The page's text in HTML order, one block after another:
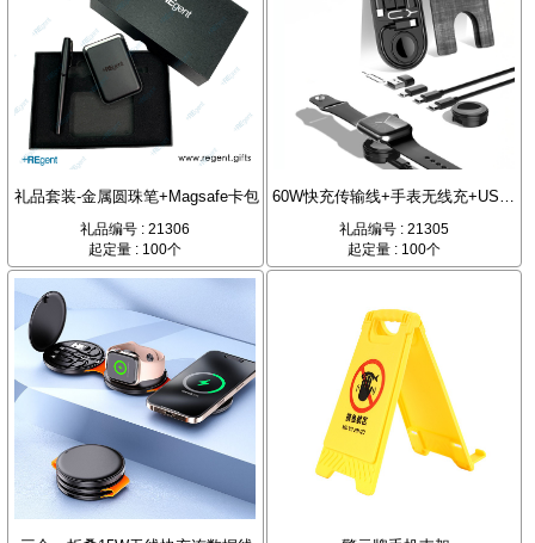
礼品套装-金属圆珠笔+Magsafe卡包
礼品编号 : 21306
起定量 : 100个
60W快充传输线+手表无线充+USB转接头+PU皮套
礼品编号 : 21305
起定量 : 100个